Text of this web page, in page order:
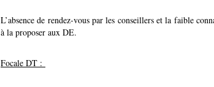
L’absence de rendez-vous par les conseillers et la faible
à la proposer aux DE.
Focale DT :